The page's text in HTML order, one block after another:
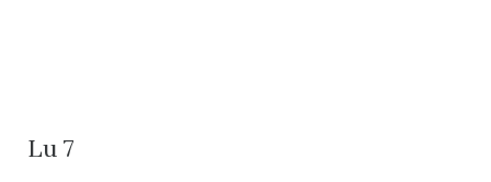
Lu 7